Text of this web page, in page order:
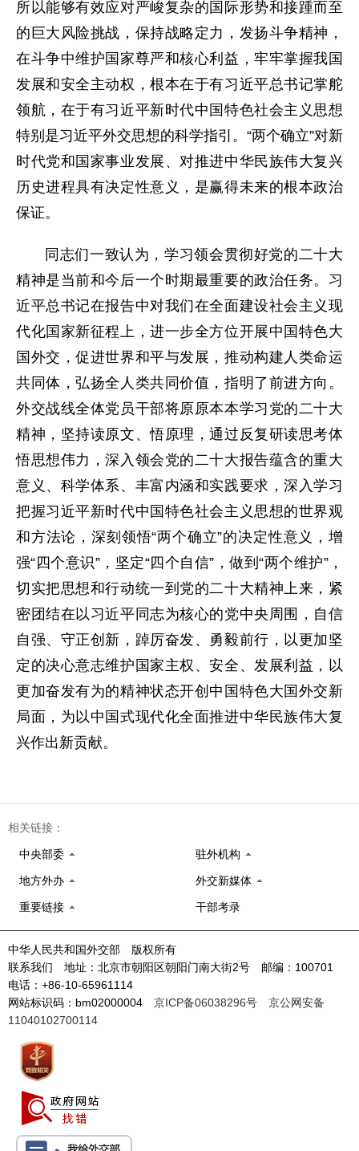
所以能够有效应对严峻复杂的国际形势和接踵而至
的巨大风险挑战，保持战略定力，发扬斗争精神，
在斗争中维护国家尊严和核心利益，牢牢掌握我国
发展和安全主动权，根本在于有习近平总书记掌舵
领航，在于有习近平新时代中国特色社会主义思想
特别是习近平外交思想的科学指引。“两个确立”对新
时代党和国家事业发展、对推进中华民族伟大复兴
历史进程具有决定性意义，是赢得未来的根本政治
保证。
同志们一致认为，学习领会贯彻好党的二十大
精神是当前和今后一个时期最重要的政治任务。习
近平总书记在报告中对我们在全面建设社会主义现
代化国家新征程上，进一步全方位开展中国特色大
国外交，促进世界和平与发展，推动构建人类命运
共同体，弘扬全人类共同价值，指明了前进方向。
外交战线全体党员干部将原原本本学习党的二十大
精神，坚持读原文、悟原理，通过反复研读思考体
悟思想伟力，深入领会党的二十大报告蕴含的重大
意义、科学体系、丰富内涵和实践要求，深入学习
把握习近平新时代中国特色社会主义思想的世界观
和方法论，深刻领悟“两个确立”的决定性意义，增
强“四个意识”，坚定“四个自信”，做到“两个维护”，
切实把思想和行动统一到党的二十大精神上来，紧
密团结在以习近平同志为核心的党中央周围，自信
自强、守正创新，踔厉奋发、勇毅前行，以更加坚
定的决心意志维护国家主权、安全、发展利益，以
更加奋发有为的精神状态开创中国特色大国外交新
局面，为以中国式现代化全面推进中华民族伟大复
兴作出新贡献。
相关链接：
中央部委 驻外机构
地方外办 外交新媒体
重要链接 干部考录
中华人民共和国外交部 版权所有
联系我们 地址：北京市朝阳区朝阳门南大街2号 邮编：100701
电话：+86-10-65961114
网站标识码：bm02000004 京ICP备06038296号
京公网安备
11040102700114